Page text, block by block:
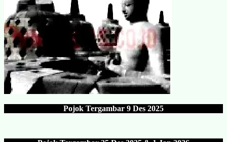
Pojok Tergambar 9 Des 2025